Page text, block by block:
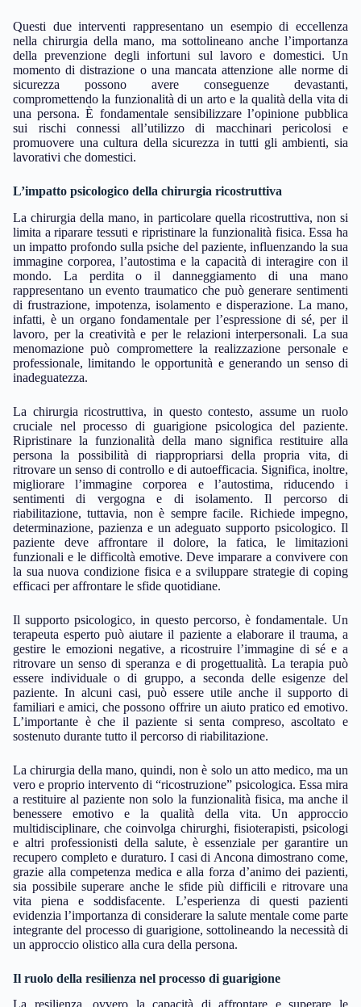
Questi due interventi rappresentano un esempio di eccellenza
nella chirurgia della mano, ma sottolineano anche l’importanza
della prevenzione degli infortuni sul lavoro e domestici. Un
momento di distrazione o una mancata attenzione alle norme di
sicurezza possono avere conseguenze devastanti,
compromettendo la funzionalità di un arto e la qualità della vita di
una persona. È fondamentale sensibilizzare l’opinione pubblica
sui rischi connessi all’utilizzo di macchinari pericolosi e
promuovere una cultura della sicurezza in tutti gli ambienti, sia
lavorativi che domestici.
L’impatto psicologico della chirurgia ricostruttiva
La chirurgia della mano, in particolare quella ricostruttiva, non si
limita a riparare tessuti e ripristinare la funzionalità fisica. Essa ha
un impatto profondo sulla psiche del paziente, influenzando la sua
immagine corporea, l’autostima e la capacità di interagire con il
mondo. La perdita o il danneggiamento di una mano
rappresentano un evento traumatico che può generare sentimenti
di frustrazione, impotenza, isolamento e disperazione. La mano,
infatti, è un organo fondamentale per l’espressione di sé, per il
lavoro, per la creatività e per le relazioni interpersonali. La sua
menomazione può compromettere la realizzazione personale e
professionale, limitando le opportunità e generando un senso di
inadeguatezza.
La chirurgia ricostruttiva, in questo contesto, assume un ruolo
cruciale nel processo di guarigione psicologica del paziente.
Ripristinare la funzionalità della mano significa restituire alla
persona la possibilità di riappropriarsi della propria vita, di
ritrovare un senso di controllo e di autoefficacia. Significa, inoltre,
migliorare l’immagine corporea e l’autostima, riducendo i
sentimenti di vergogna e di isolamento. Il percorso di
riabilitazione, tuttavia, non è sempre facile. Richiede impegno,
determinazione, pazienza e un adeguato supporto psicologico. Il
paziente deve affrontare il dolore, la fatica, le limitazioni
funzionali e le difficoltà emotive. Deve imparare a convivere con
la sua nuova condizione fisica e a sviluppare strategie di coping
efficaci per affrontare le sfide quotidiane.
Il supporto psicologico, in questo percorso, è fondamentale. Un
terapeuta esperto può aiutare il paziente a elaborare il trauma, a
gestire le emozioni negative, a ricostruire l’immagine di sé e a
ritrovare un senso di speranza e di progettualità. La terapia può
essere individuale o di gruppo, a seconda delle esigenze del
paziente. In alcuni casi, può essere utile anche il supporto di
familiari e amici, che possono offrire un aiuto pratico ed emotivo.
L’importante è che il paziente si senta compreso, ascoltato e
sostenuto durante tutto il percorso di riabilitazione.
La chirurgia della mano, quindi, non è solo un atto medico, ma un
vero e proprio intervento di “ricostruzione” psicologica. Essa mira
a restituire al paziente non solo la funzionalità fisica, ma anche il
benessere emotivo e la qualità della vita. Un approccio
multidisciplinare, che coinvolga chirurghi, fisioterapisti, psicologi
e altri professionisti della salute, è essenziale per garantire un
recupero completo e duraturo. I casi di Ancona dimostrano come,
grazie alla competenza medica e alla forza d’animo dei pazienti,
sia possibile superare anche le sfide più difficili e ritrovare una
vita piena e soddisfacente. L’esperienza di questi pazienti
evidenzia l’importanza di considerare la salute mentale come parte
integrante del processo di guarigione, sottolineando la necessità di
un approccio olistico alla cura della persona.
Il ruolo della resilienza nel processo di guarigione